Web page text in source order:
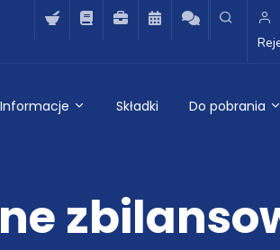
Informacje Składki Do pobrania